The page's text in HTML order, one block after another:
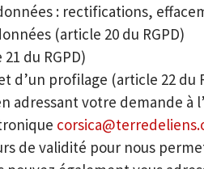
: rectifications,
(article 20 du RGPD)
du RGPD)
d’un profilage (article 22 du
adressant votre demande à
de validité pour nous